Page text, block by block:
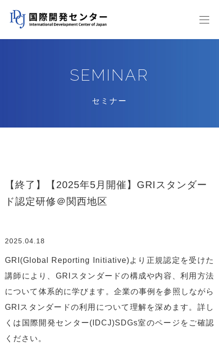
SEMINAR
セミナー
【終了】【2025年5月開催】GRIスタンダー
ド認定研修＠関西地区
2025.04.18
GRI(Global Reporting Initiative)より正規認定を受けた
講師により、GRIスタンダードの構成や内容、利用方法
について体系的に学びます。企業の事例を参照しながら
GRIスタンダードの利用について理解を深めます。詳し
くは国際開発センター(IDCJ)SDGs室のページをご確認
ください。